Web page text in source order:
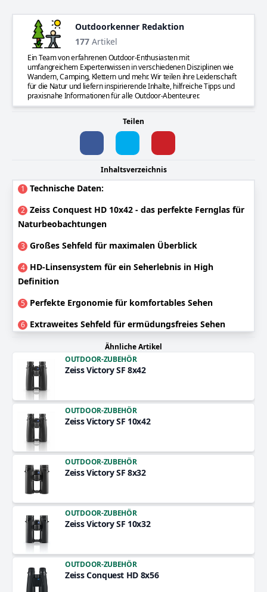
Outdoorkenner Redaktion
177 Artikel
Ein Team von erfahrenen Outdoor-Enthusiasten mit
umfangreichem Expertenwissen in verschiedenen Disziplinen wie
Wandern, Camping, Klettern und mehr. Wir teilen ihre Leidenschaft
für die Natur und liefern inspirierende Inhalte, hilfreiche Tipps und
praxisnahe Informationen für alle Outdoor-Abenteurer.
Teilen
Inhaltsverzeichnis
1 Technische Daten:
2 Zeiss Conquest HD 10x42 - das perfekte Fernglas für
Naturbeobachtungen
3 Großes Sehfeld für maximalen Überblick
4 HD-Linsensystem für ein Seherlebnis in High
Definition
5 Perfekte Ergonomie für komfortables Sehen
6 Extraweites Sehfeld für ermüdungsfreies Sehen
Ähnliche Artikel
OUTDOOR-ZUBEHÖR
Zeiss Victory SF 8x42
OUTDOOR-ZUBEHÖR
Zeiss Victory SF 10x42
OUTDOOR-ZUBEHÖR
Zeiss Victory SF 8x32
OUTDOOR-ZUBEHÖR
Zeiss Victory SF 10x32
OUTDOOR-ZUBEHÖR
Zeiss Conquest HD 8x56